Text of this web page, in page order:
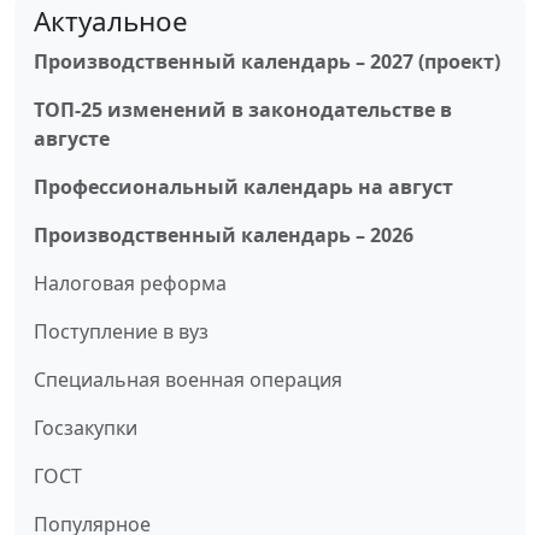
Актуальное
Производственный календарь – 2027 (проект)
ТОП-25 изменений в законодательстве в
августе
Профессиональный календарь на август
Производственный календарь – 2026
Налоговая реформа
Поступление в вуз
Специальная военная операция
Госзакупки
ГОСТ
Популярное